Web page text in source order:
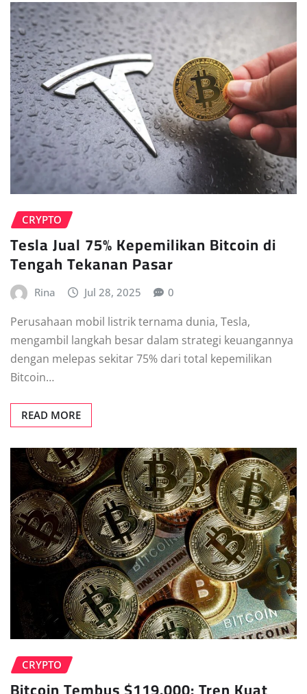
CRYPTO
Tesla Jual 75% Kepemilikan Bitcoin di
Tengah Tekanan Pasar
Rina Jul 28, 2025 0
Perusahaan mobil listrik ternama dunia, Tesla,
mengambil langkah besar dalam strategi keuangannya
dengan melepas sekitar 75% dari total kepemilikan
Bitcoin…
READ MORE
CRYPTO